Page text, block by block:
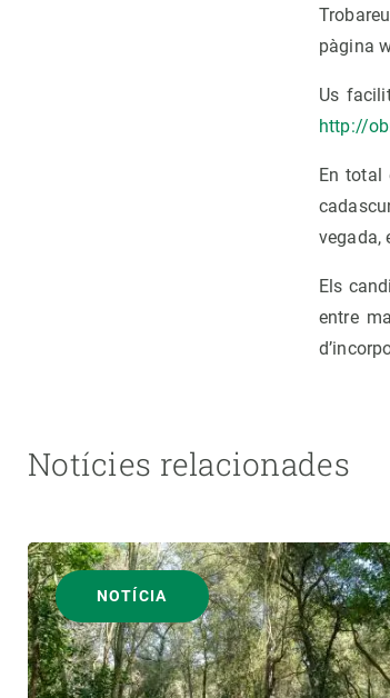
pàgina
Us
http://
En total
vegada,
Els
entre
Notícies relacionades
NOTÍCIA